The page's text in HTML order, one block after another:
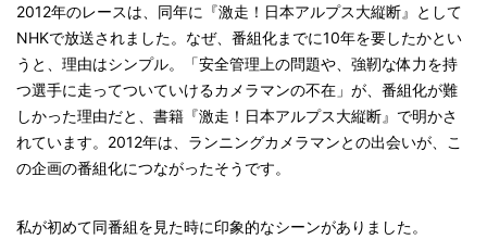
2012年のレースは、同年に『激走！日本アルプス大縦断』として
NHKで放送されました。なぜ、番組化までに10年を要したかとい
うと、理由はシンプル。「安全管理上の問題や、強靭な体力を持
つ選手に走ってついていけるカメラマンの不在」が、番組化が難
しかった理由だと、書籍『激走！日本アルプス大縦断』で明かさ
れています。2012年は、ランニングカメラマンとの出会いが、こ
の企画の番組化につながったそうです。
私が初めて同番組を見た時に印象的なシーンがありました。